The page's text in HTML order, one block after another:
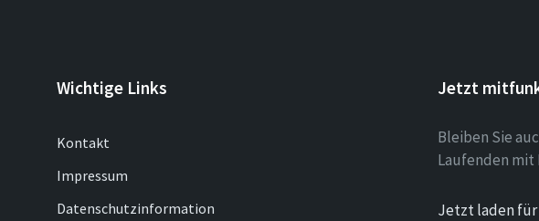
Wichtige Links
Kontakt
Impressum
Datenschutzinformation
Jetzt
Bleiben Sie
Laufenden mit
Jetzt laden für